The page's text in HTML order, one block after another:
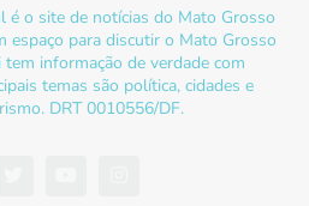
o site de notícias do Mato Grosso
espaço para discutir o Mato Grosso
informação de verdade com
temas são política, cidades e
DRT 0010556/DF.